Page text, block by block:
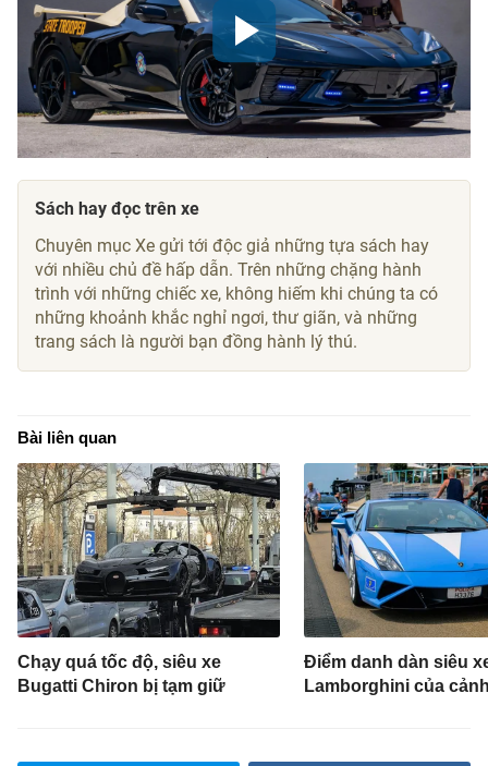
Sách hay đọc trên xe
Chuyên mục Xe gửi tới độc giả những tựa sách hay
với nhiều chủ đề hấp dẫn. Trên những chặng hành
trình với những chiếc xe, không hiếm khi chúng ta có
những khoảnh khắc nghỉ ngơi, thư giãn, và những
trang sách là người bạn đồng hành lý thú.
Bài liên quan
Chạy quá tốc độ, siêu xe
Bugatti Chiron bị tạm giữ
Điểm danh dàn siêu
Lamborghini của